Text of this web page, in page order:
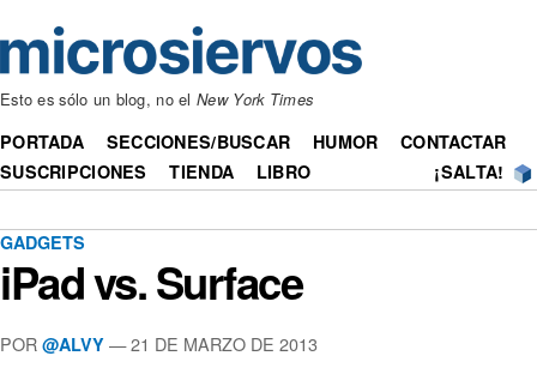
Esto es sólo un blog, no elNew York Times
PORTADA SECCIONES/BUSCAR HUMOR
CONTACTAR
SUSCRIPCIONES
TIENDA LIBRO ¡SALTA!
GADGETS
iPad vs. Surface
POR @ALVY — 21 DE MARZO DE 2013